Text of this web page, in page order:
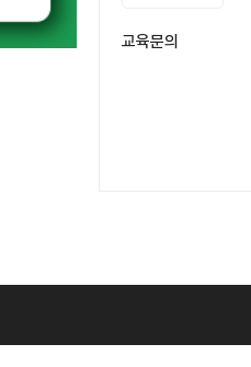
교육문의